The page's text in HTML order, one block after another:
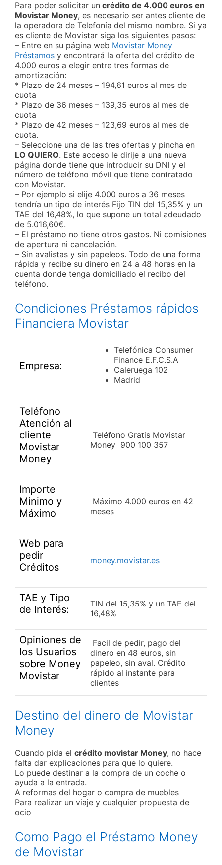
Para poder solicitar un crédito de 4.000 euros en
Movistar Money, es necesario ser antes cliente de
la operadora de Telefonía del mismo nombre. Si ya
es cliente de Movistar siga los siguientes pasos:
– Entre en su página web Movistar Money
Préstamos y encontrará la oferta del crédito de
4.000 euros a elegir entre tres formas de
amortización:
* Plazo de 24 meses – 194,61 euros al mes de
cuota
* Plazo de 36 meses – 139,35 euros al mes de
cuota
* Plazo de 42 meses – 123,69 euros al mes de
cuota.
– Seleccione una de las tres ofertas y pincha en
LO QUIERO. Este acceso le dirije a una nueva
página donde tiene que introducir su DNI y el
número de teléfono móvil que tiene contratado
con Movistar.
– Por ejemplo si elije 4.000 euros a 36 meses
tendría un tipo de interés Fijo TIN del 15,35% y un
TAE del 16,48%, lo que supone un total adeudado
de 5.016,60€.
– El préstamo no tiene otros gastos. Ni comisiones
de apertura ni cancelación.
– Sin avalistas y sin papeleos. Todo de una forma
rápida y recibe su dinero en 24 a 48 horas en la
cuenta donde tenga domiciliado el recibo del
teléfono.
Condiciones Préstamos rápidos
Financiera Movistar
Empresa:
Telefónica Consumer
Finance E.F.C.S.A
Caleruega 102
Madrid
Teléfono
Atención al
cliente
Movistar
Money
Teléfono Gratis Movistar
Money 900 100 357
Importe
Minimo y
Máximo
Máximo 4.000 euros en 42
meses
Web para
pedir
Créditos
money.movistar.es
TAE y Tipo
de Interés:
TIN del 15,35% y un TAE del
16,48%
Opiniones de
los Usuarios
sobre Money
Movistar
Facil de pedir, pago del
dinero en 48 euros, sin
papeleo, sin aval. Crédito
rápido al instante para
clientes
Destino del dinero de Movistar
Money
Cuando pida el crédito movistar Money, no hace
falta dar explicaciones para que lo quiere.
Lo puede destinar a la compra de un coche o
ayuda a la entrada.
A reformas del hogar o compra de muebles
Para realizar un viaje y cualquier propuesta de
ocio
Como Pago el Préstamo Money
de Movistar